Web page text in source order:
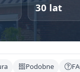
30 lat
Podobne